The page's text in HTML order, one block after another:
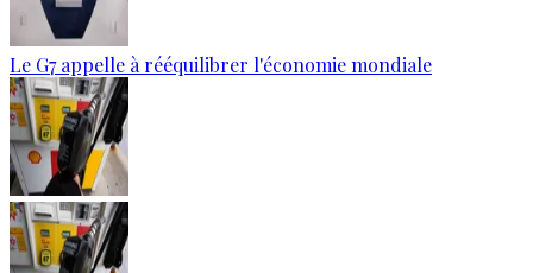
Le G7 appelle à rééquilibrer l'économie mondiale